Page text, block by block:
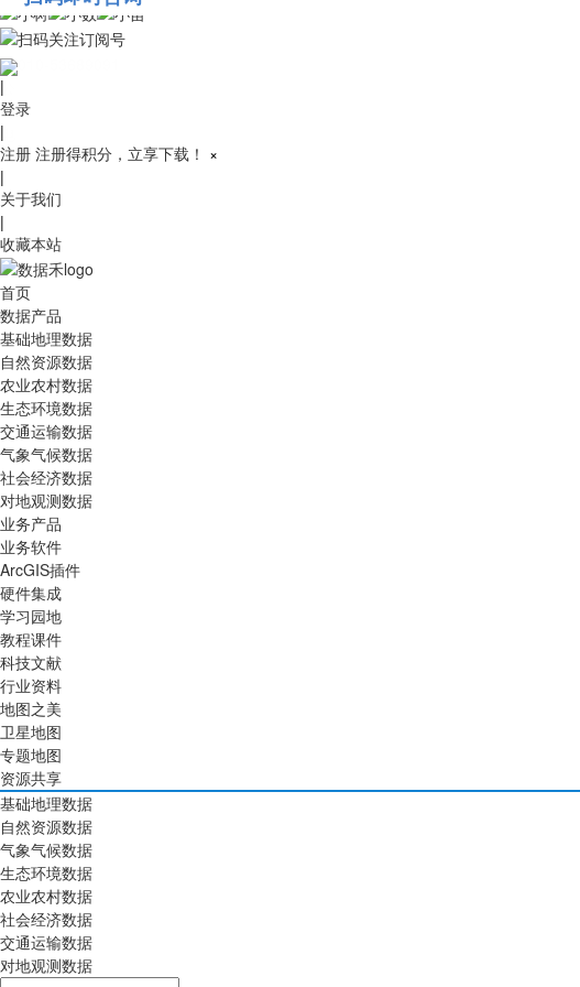
010-53689091
|
登录
|
注册 注册得积分，立享下载！ ×
|
关于我们
|
收藏本站
首页
数据产品
基础地理数据
自然资源数据
农业农村数据
生态环境数据
交通运输数据
气象气候数据
社会经济数据
对地观测数据
业务产品
业务软件
ArcGIS插件
硬件集成
学习园地
教程课件
科技文献
行业资料
地图之美
卫星地图
专题地图
资源共享
基础地理数据
自然资源数据
气象气候数据
生态环境数据
农业农村数据
社会经济数据
交通运输数据
对地观测数据